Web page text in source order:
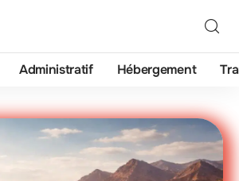
Administratif Hébergement